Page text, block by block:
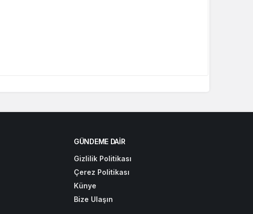
GÜNDEME DAIR
Gizlilik Politikası
Çerez Politikası
Künye
Bize Ulaşın